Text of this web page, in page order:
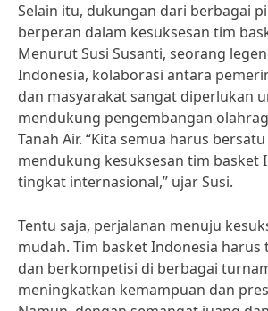
Selain itu, dukungan dari berbagai
berperan dalam kesuksesan tim
Menurut Susi Susanti, seorang
Indonesia, kolaborasi antara
dan masyarakat sangat diperlukan
mendukung pengembangan
Tanah Air. “Kita semua harus
mendukung kesuksesan tim basket
tingkat internasional,” ujar Susi.
Tentu saja, perjalanan menuju
mudah. Tim basket Indonesia harus
dan berkompetisi di berbagai
meningkatkan kemampuan dan